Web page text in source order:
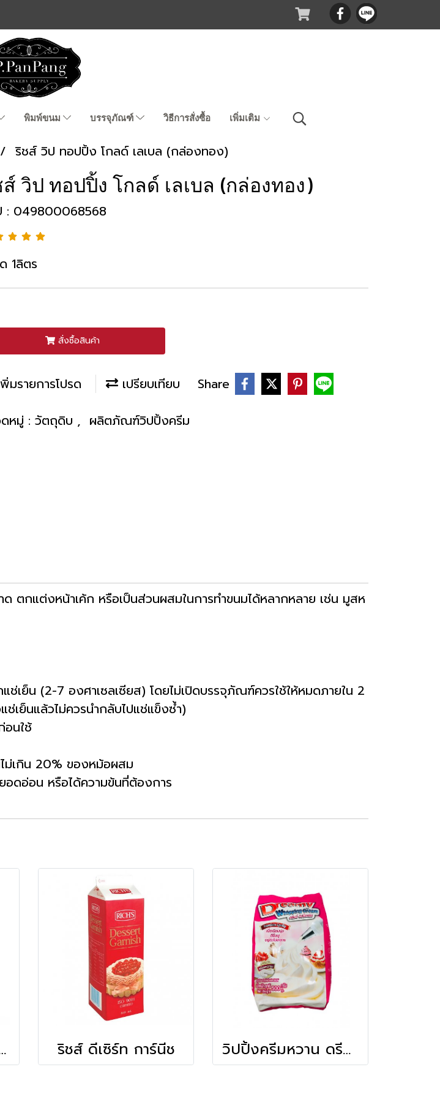
พิมพ์ขนม บรรจุภัณฑ์ วิธีการสั่งซื้อ เพิ่มเติม
ริชส์ วิป ทอปปิ้ง โกลด์ เลเบล (กล่องทอง)
วิป ทอปปิ้ง โกลด์ เลเบล (กล่องทอง)
: 049800068568
1ลิตร
สั่งซื้อสินค้า
พิ่มรายการโปรด เปรียบเทียบ Share
หมู่ : วัตถุดิบ , ผลิตภัณฑ์วิปปิ้งครีม
ตกแต่งหน้าเค้ก หรือเป็นส่วนผสมในการทำขนมได้หลากหลาย เช่น มูสห
เย็น (2-7 องศาเซลเซียส) โดยไม่เปิดบรรจุภัณฑ์ควรใช้ให้หมดภายใน 2
เย็นแล้วไม่ควรนำกลับไปแช่แข็งซ้ำ)
อนใช้
ม่เกิน 20% ของหม้อผสม
อดอ่อน หรือได้ความข้นที่ต้องการ
บิค) 1 ลิตร ริชส์ ดีเซิร์ท การ์นีช วิปปิ้งครีมหวาน ดรีมมี่ (500ก.)